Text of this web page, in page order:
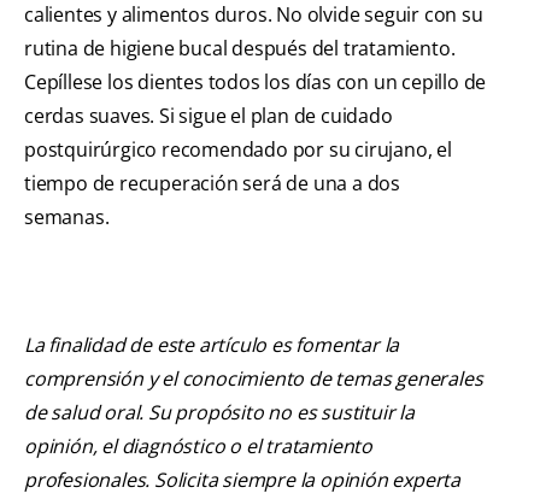
calientes y alimentos duros. No olvide seguir con su
rutina de higiene bucal después del tratamiento.
Cepíllese los dientes todos los días con un cepillo de
cerdas suaves. Si sigue el plan de cuidado
postquirúrgico recomendado por su cirujano, el
tiempo de recuperación será de una a dos
semanas.
La finalidad de este artículo es fomentar la
comprensión y el conocimiento de temas generales
de salud oral. Su propósito no es sustituir la
opinión, el diagnóstico o el tratamiento
profesionales. Solicita siempre la opinión experta